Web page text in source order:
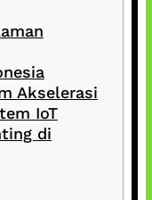
Akselerasi
IoT
di